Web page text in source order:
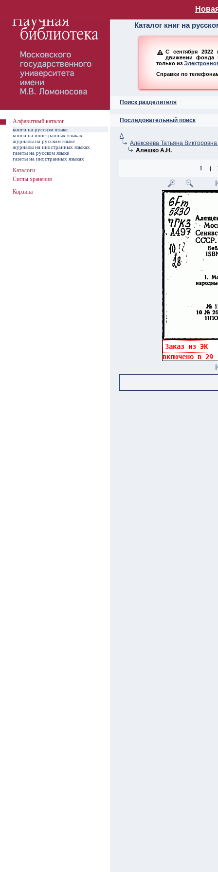
Алфавитный
Каталог книг на
С сентября 2022
движении фонда
только из
Справки по
Поиск разделителя
Последовательный поиск
А
Алексеева Татьяна
Алешко А.Н.
1 |
Заказ из ЭК
Алфавитный каталог
книги на русском языке
книги на иностранных языках
журналы на русском языке
журналы на иностранных языках
газеты на русском языке
газеты на иностранных языках
Каталоги
Сиглы хранения
Корзина